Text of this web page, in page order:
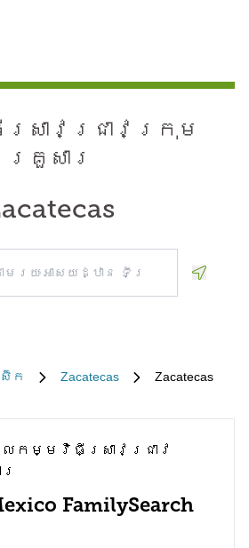
រាវជ្រាវ​ក្រុម
គ្រួសារ
ក Zacatecas Zacatecas
កម្មវិធី​ស្រាវជ្រាវ​
FamilySearch